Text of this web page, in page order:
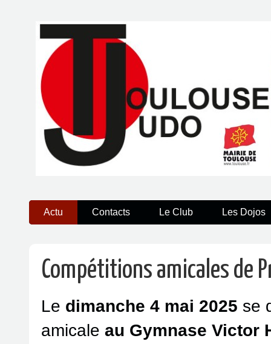
Actu Contacts Le Club Les Dojos
Compétitions amicales de
Le dimanche 4 mai 2025 se
amicale au Gymnase Victor